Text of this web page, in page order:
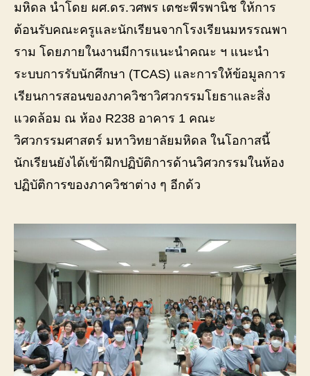
มหิดล นำโดย ผศ.ดร.วศพร เตชะพีรพานิช ให้การ
ต้อนรับคณะครูและนักเรียนจากโรงเรียนมหรรณพา
ราม โดยภายในงานมีการแนะนำคณะ ฯ แนะนำ
ระบบการรับนักศึกษา (TCAS) และการให้ข้อมูลการ
เรียนการสอนของภาควิชาวิศวกรรมโยธาและสิ่ง
แวดล้อม ณ ห้อง R238 อาคาร 1 คณะ
วิศวกรรมศาสตร์ มหาวิทยาลัยมหิดล ในโอกาสนี้
นักเรียนยังได้เข้าฝึกปฏิบัติการด้านวิศวกรรมในห้อง
ปฏิบัติการของภาควิชาต่าง ๆ อีกด้ว